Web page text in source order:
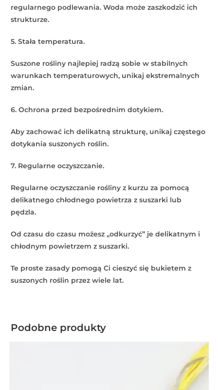
regularnego podlewania. Woda może zaszkodzić ich
strukturze.
5. Stała temperatura.
Suszone rośliny najlepiej radzą sobie w stabilnych
warunkach temperaturowych, unikaj ekstremalnych
zmian.
6. Ochrona przed bezpośrednim dotykiem.
Aby zachować ich delikatną strukturę, unikaj częstego
dotykania suszonych roślin.
7. Regularne oczyszczanie.
Regularne oczyszczanie rośliny z kurzu za pomocą
delikatnego chłodnego powietrza z suszarki lub
pędzla.
Od czasu do czasu możesz „odkurzyć” je delikatnym i
chłodnym powietrzem z suszarki.
Te proste zasady pomogą Ci cieszyć się bukietem z
suszonych roślin przez wiele lat.
Podobne produkty